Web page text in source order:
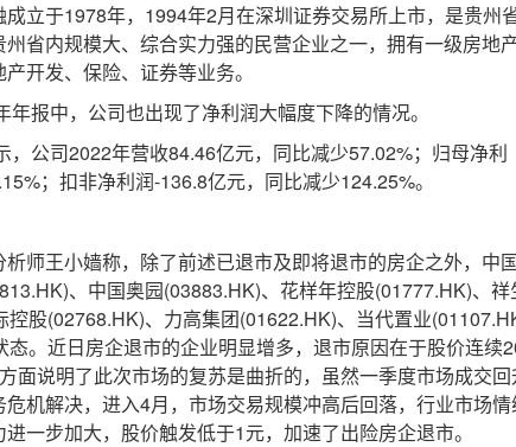
于1978年，1994年2月在深圳证券交易所上市，是贵州
省内规模大、综合实力强的民营企业之一，拥有一级房地
开发、保险、证券等业务。
报中，公司也出现了净利润大幅度下降的情况。
公司2022年营收84.46亿元，同比减少57.02%；归母净利
；扣非净利润-136.8亿元，同比减少124.25%。
王小嫱称，除了前述已退市及即将退市的房企之外，中
、中国奥园(03883.HK)、花样年控股(01777.HK)、祥
股(02768.HK)、力高集团(01622.HK)、当代置业
。近日房企退市的企业明显增多，退市原因在于股价连续
面说明了此次市场的复苏是曲折的，虽然一季度市场成交回
机解决，进入4月，市场交易规模冲高后回落，行业市场
一步加大，股价触发低于1元，加速了出险房企退市。